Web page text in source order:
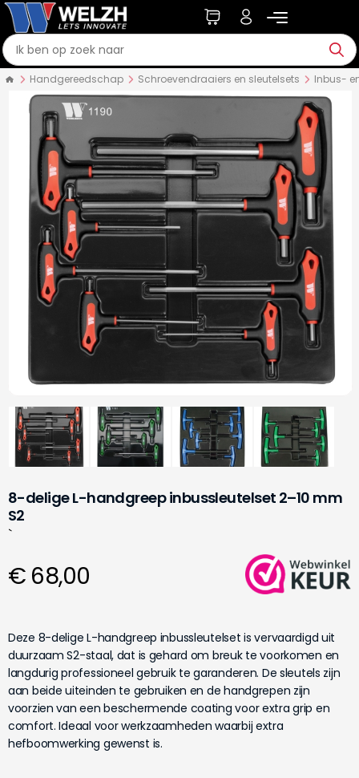
Handgereedschap Schroevendraaiers en sleutelsets Inbus-
8-delige L-handgreep inbussleutelset 2–10 mm
S2
`
€ 68,00
Deze 8-delige L-handgreep inbussleutelset is vervaardigd uit
duurzaam S2-staal, dat is gehard om breuk te voorkomen en
langdurig professioneel gebruik te garanderen. De sleutels zijn
aan beide uiteinden te gebruiken en de handgrepen zijn
voorzien van een beschermende coating voor extra grip en
comfort. Ideaal voor werkzaamheden waarbij extra
hefboomwerking gewenst is.